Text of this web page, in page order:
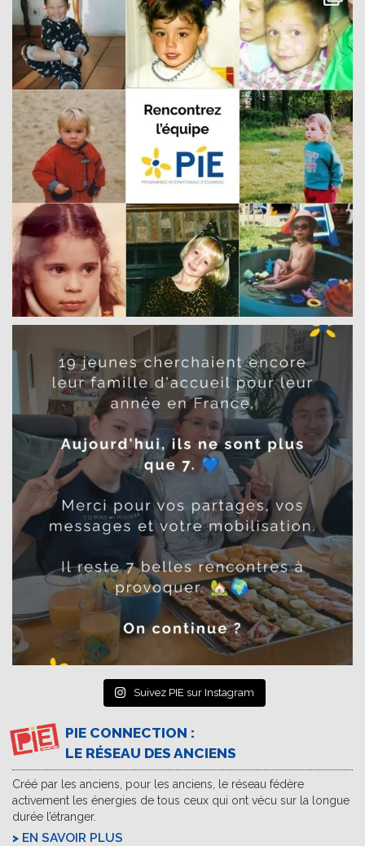
Suivez PIE sur Instagram
PIE CONNECTION :
LE RÉSEAU DES ANCIENS
Créé par les anciens, pour les anciens, le réseau fédère
activement les énergies de tous ceux qui ont vécu sur la longue
durée l’étranger.
EN SAVOIR PLUS